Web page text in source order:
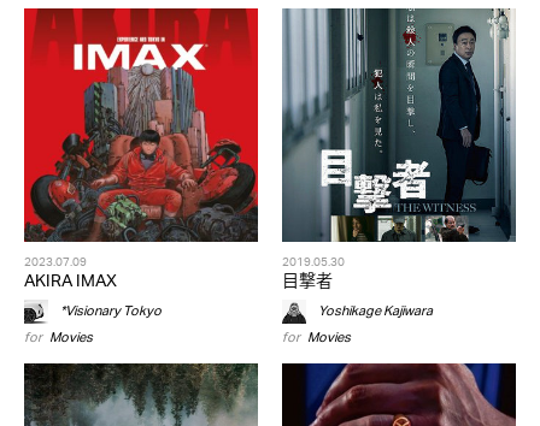
2023.07.09
AKIRA IMAX
*Visionary Tokyo
for Movies
2019.05.30
目撃者
Yoshikage Kajiwara
for Movies